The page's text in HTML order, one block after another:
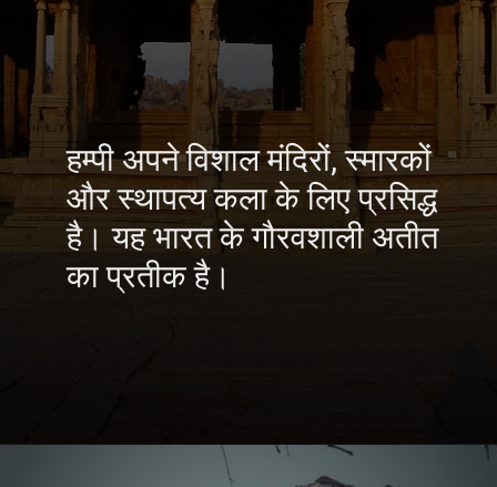
हम्पी अपने विशाल मंदिरों, स्मारकों
और स्थापत्य कला के लिए प्रसिद्ध
है। यह भारत के गौरवशाली अतीत
का प्रतीक है।